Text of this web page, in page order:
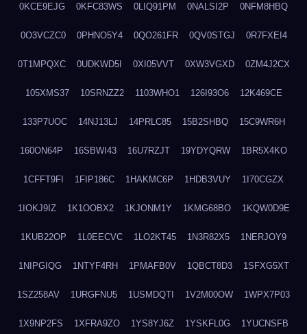
0KCE9EJG 0KFC83WS 0LIQ91PM 0NALSI2P 0NFM8HBQ
0O3VCZC0 0PHNO5Y4 0QO261FR 0QV0STGJ 0R7FXEI4
0T1MPQXC 0UDKWD5I 0XI05VVT 0XW3VGXD 0ZM4J2CX
105XMS37 10SRNZZ2 1103WHO1 126I93O6 12K469CE
133P7UOC 14NJ13LJ 14PRLC85 15B2SHBQ 15C9WR6H
160ON64P 16SBWI43 16U7RZJT 19YDYQRW 1BR5X4KO
1CFFT9FI 1FIP186C 1HAKMC6P 1HDB3VUY 1I70CGZX
1IOKJ9IZ 1K1OOBX2 1KJONM1Y 1KMG68BO 1KQW0D9E
1KUB22OP 1L0EECVC 1LO2KT45 1N3R82X5 1NERJOY9
1NIPGIQG 1NTYF4RH 1PMAFB0V 1QBCT8D3 1SFXG5XT
1SZ258AV 1URGFNU5 1USMDQTI 1V2M00OW 1WPX7P03
1X9NP2FS 1XFRA9ZO 1YS8YJ6Z 1YSKFL0G 1YUCNSFB